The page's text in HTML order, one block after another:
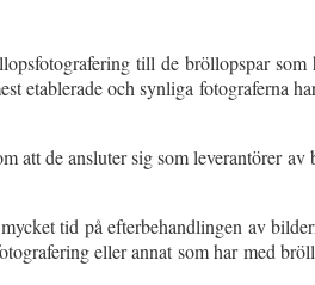
till de bröllopspar
etablerade och synliga fotograferna
att de ansluter sig som leverantörer
tid på efterbehandlingen av
eller annat som har med